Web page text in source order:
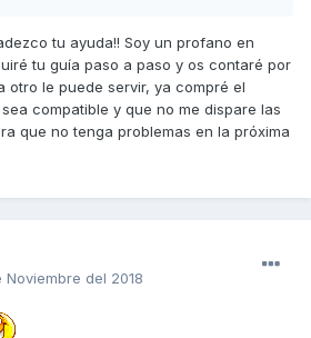
en el otro se parara. Hay que
el motor, para después volver a
y volver a ajustar el tornillo de
mismo sentido hasta el punto de que
repite la operación hasta que la
el motor, entonces volver a atras
velocidad de ralentí adecuada.
tu ayuda!! Soy un profano en
tu guía paso a paso y os contaré por
otro le puede servir, ya compré el
compatible y que no me dispare las
que no tenga problemas en la próxima
Noviembre del 2018